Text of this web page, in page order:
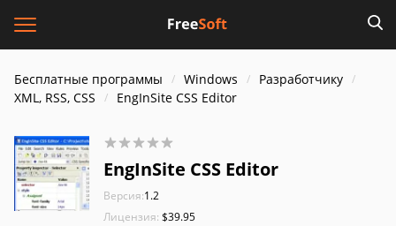
Бесплатные программы Windows
Разработчику
XML, RSS, CSS
EngInSite CSS Editor
EngInSite CSS Editor
Версия:1.2
Лицензия: $39.95